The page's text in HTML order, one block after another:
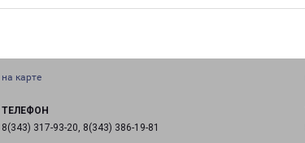
Россия, Свердловская область, город Екатеринбург,
на карте
ТЕЛЕФОН
8(343) 317-93-20, 8(343) 386-19-81